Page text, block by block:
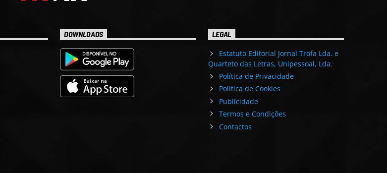
DOWNLOADS LEGAL
Estatuto Editorial Jornal Trofa Lda. e
Quarteto das Letras, Unipessoal, Lda.
Política de Privacidade
Política de Cookies
Publicidade
Termos e Condições
Contactos